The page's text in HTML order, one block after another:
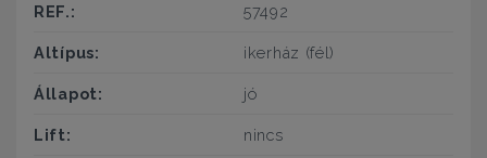
REF.: 57492
Altípus: ikerház (fél)
Állapot: jó
Lift: nincs